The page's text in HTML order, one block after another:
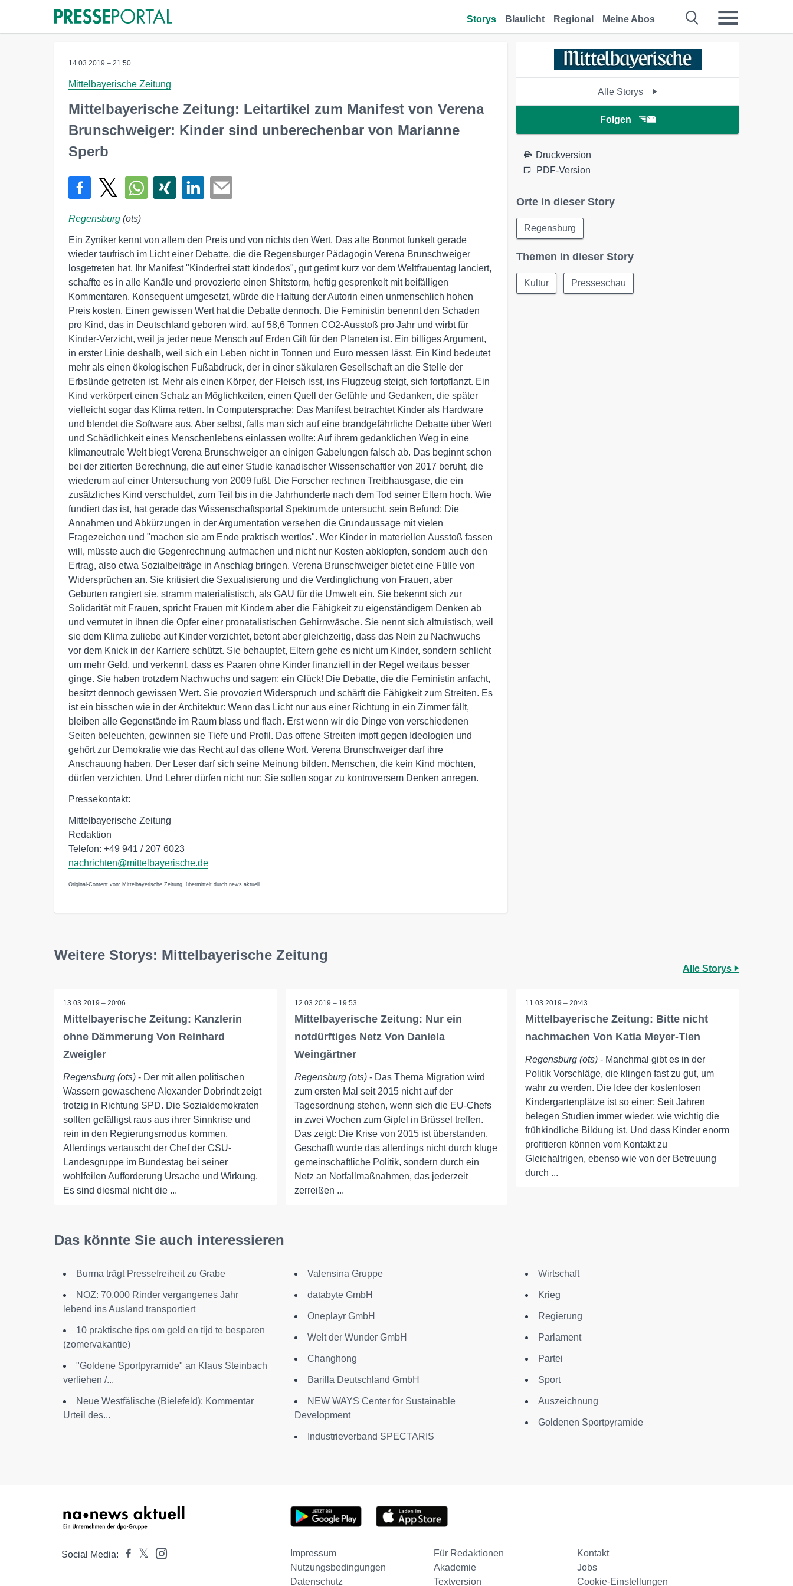
Storys Blaulicht Regional Meine Abos
14.03.2019 – 21:50
Mittelbayerische Zeitung
Mittelbayerische Zeitung: Leitartikel zum Manifest von Verena
Brunschweiger: Kinder sind unberechenbar von Marianne
Sperb
Regensburg (ots)
Ein Zyniker kennt von allem den Preis und von nichts den Wert. Das alte Bonmot funkelt gerade
wieder taufrisch im Licht einer Debatte, die die Regensburger Pädagogin Verena Brunschweiger
losgetreten hat. Ihr Manifest "Kinderfrei statt kinderlos", gut getimt kurz vor dem Weltfrauentag lanciert,
schaffte es in alle Kanäle und provozierte einen Shitstorm, heftig gesprenkelt mit beifälligen
Kommentaren. Konsequent umgesetzt, würde die Haltung der Autorin einen unmenschlich hohen
Preis kosten. Einen gewissen Wert hat die Debatte dennoch. Die Feministin benennt den Schaden
pro Kind, das in Deutschland geboren wird, auf 58,6 Tonnen CO2-Ausstoß pro Jahr und wirbt für
Kinder-Verzicht, weil ja jeder neue Mensch auf Erden Gift für den Planeten ist. Ein billiges Argument,
in erster Linie deshalb, weil sich ein Leben nicht in Tonnen und Euro messen lässt. Ein Kind bedeutet
mehr als einen ökologischen Fußabdruck, der in einer säkularen Gesellschaft an die Stelle der
Erbsünde getreten ist. Mehr als einen Körper, der Fleisch isst, ins Flugzeug steigt, sich fortpflanzt. Ein
Kind verkörpert einen Schatz an Möglichkeiten, einen Quell der Gefühle und Gedanken, die später
vielleicht sogar das Klima retten. In Computersprache: Das Manifest betrachtet Kinder als Hardware
und blendet die Software aus. Aber selbst, falls man sich auf eine brandgefährliche Debatte über Wert
und Schädlichkeit eines Menschenlebens einlassen wollte: Auf ihrem gedanklichen Weg in eine
klimaneutrale Welt biegt Verena Brunschweiger an einigen Gabelungen falsch ab. Das beginnt schon
bei der zitierten Berechnung, die auf einer Studie kanadischer Wissenschaftler von 2017 beruht, die
wiederum auf einer Untersuchung von 2009 fußt. Die Forscher rechnen Treibhausgase, die ein
zusätzliches Kind verschuldet, zum Teil bis in die Jahrhunderte nach dem Tod seiner Eltern hoch. Wie
fundiert das ist, hat gerade das Wissenschaftsportal Spektrum.de untersucht, sein Befund: Die
Annahmen und Abkürzungen in der Argumentation versehen die Grundaussage mit vielen
Fragezeichen und "machen sie am Ende praktisch wertlos". Wer Kinder in materiellen Ausstoß fassen
will, müsste auch die Gegenrechnung aufmachen und nicht nur Kosten abklopfen, sondern auch den
Ertrag, also etwa Sozialbeiträge in Anschlag bringen. Verena Brunschweiger bietet eine Fülle von
Widersprüchen an. Sie kritisiert die Sexualisierung und die Verdinglichung von Frauen, aber
Geburten rangiert sie, stramm materialistisch, als GAU für die Umwelt ein. Sie bekennt sich zur
Solidarität mit Frauen, spricht Frauen mit Kindern aber die Fähigkeit zu eigenständigem Denken ab
und vermutet in ihnen die Opfer einer pronatalistischen Gehirnwäsche. Sie nennt sich altruistisch, weil
sie dem Klima zuliebe auf Kinder verzichtet, betont aber gleichzeitig, dass das Nein zu Nachwuchs
vor dem Knick in der Karriere schützt. Sie behauptet, Eltern gehe es nicht um Kinder, sondern schlicht
um mehr Geld, und verkennt, dass es Paaren ohne Kinder finanziell in der Regel weitaus besser
ginge. Sie haben trotzdem Nachwuchs und sagen: ein Glück! Die Debatte, die die Feministin anfacht,
besitzt dennoch gewissen Wert. Sie provoziert Widerspruch und schärft die Fähigkeit zum Streiten. Es
ist ein bisschen wie in der Architektur: Wenn das Licht nur aus einer Richtung in ein Zimmer fällt,
bleiben alle Gegenstände im Raum blass und flach. Erst wenn wir die Dinge von verschiedenen
Seiten beleuchten, gewinnen sie Tiefe und Profil. Das offene Streiten impft gegen Ideologien und
gehört zur Demokratie wie das Recht auf das offene Wort. Verena Brunschweiger darf ihre
Anschauung haben. Der Leser darf sich seine Meinung bilden. Menschen, die kein Kind möchten,
dürfen verzichten. Und Lehrer dürfen nicht nur: Sie sollen sogar zu kontroversem Denken anregen.
Pressekontakt:
Mittelbayerische Zeitung
Redaktion
Telefon: +49 941 / 207 6023
nachrichten@mittelbayerische.de
Original-Content von: Mittelbayerische Zeitung, übermittelt durch news aktuell
Alle Storys
Folgen
Druckversion
PDF-Version
Orte in dieser Story
Regensburg
Themen in dieser Story
Kultur Presseschau
Weitere Storys: Mittelbayerische Zeitung
Alle Storys
13.03.2019 – 20:06
Mittelbayerische Zeitung: Kanzlerin
ohne Dämmerung Von Reinhard
Zweigler
Regensburg (ots) - Der mit allen politischen
Wassern gewaschene Alexander Dobrindt zeigt
trotzig in Richtung SPD. Die Sozialdemokraten
sollten gefälligst raus aus ihrer Sinnkrise und
rein in den Regierungsmodus kommen.
Allerdings vertauscht der Chef der CSU-
Landesgruppe im Bundestag bei seiner
wohlfeilen Aufforderung Ursache und Wirkung.
Es sind diesmal nicht die ...
12.03.2019 – 19:53
Mittelbayerische Zeitung: Nur ein
notdürftiges Netz Von Daniela
Weingärtner
Regensburg (ots)- Das Thema Migration wird
zum ersten Mal seit 2015 nicht auf der
Tagesordnung stehen, wenn sich die EU-Chefs
in zwei Wochen zum Gipfel in Brüssel treffen.
Das zeigt: Die Krise von 2015 ist überstanden.
Geschafft wurde das allerdings nicht durch kluge
gemeinschaftliche Politik, sondern durch ein
Netz an Notfallmaßnahmen, das jederzeit
zerreißen ...
11.03.2019 – 20:43
Mittelbayerische Zeitung: Bitte nicht
nachmachen Von Katia Meyer-Tien
Regensburg (ots) - Manchmal gibt es in der
Politik Vorschläge, die klingen fast zu gut, um
wahr zu werden. Die Idee der kostenlosen
Kindergartenplätze ist so einer: Seit Jahren
belegen Studien immer wieder, wie wichtig die
frühkindliche Bildung ist. Und dass Kinder enorm
profitieren können vom Kontakt zu
Gleichaltrigen, ebenso wie von der Betreuung
durch ...
Das könnte Sie auch interessieren
Burma trägt Pressefreiheit zu Grabe
NOZ: 70.000 Rinder vergangenes Jahr
lebend ins Ausland transportiert
10 praktische tips om geld en tijd te besparen
(zomervakantie)
"Goldene Sportpyramide" an Klaus Steinbach
verliehen /...
Neue Westfälische (Bielefeld): Kommentar
Urteil des...
Valensina Gruppe
databyte GmbH
Oneplayr GmbH
Welt der Wunder GmbH
Changhong
Barilla Deutschland GmbH
NEW WAYS Center for Sustainable
Development
Industrieverband SPECTARIS
Wirtschaft
Krieg
Regierung
Parlament
Partei
Sport
Auszeichnung
Goldenen Sportpyramide
Social Media: Impressum Für Redaktionen
Kontakt
Nutzungsbedingungen
Akademie
Jobs
Datenschutz
Textversion Cookie-Einstellungen